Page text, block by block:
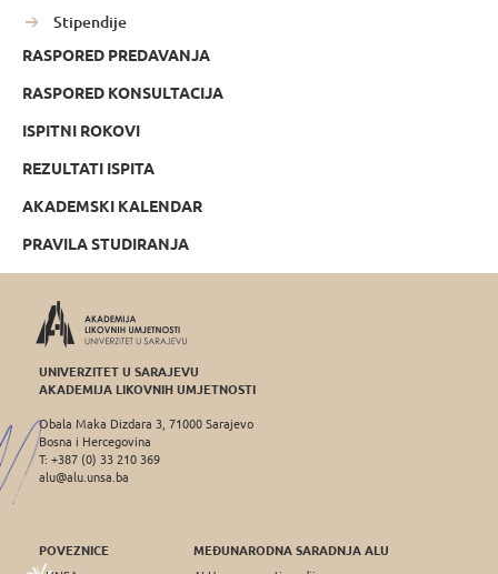
Stipendije
RASPORED PREDAVANJA
RASPORED KONSULTACIJA
ISPITNI ROKOVI
REZULTATI ISPITA
AKADEMSKI KALENDAR
PRAVILA STUDIRANJA
UNIVERZITET U SARAJEVU
AKADEMIJA LIKOVNIH UMJETNOSTI
Obala Maka Dizdara 3, 71000 Sarajevo
Bosna i Hercegovina
T: +387 (0) 33 210 369
alu@alu.unsa.ba
POVEZNICE
MEĐUNARODNA SARADNJA ALU